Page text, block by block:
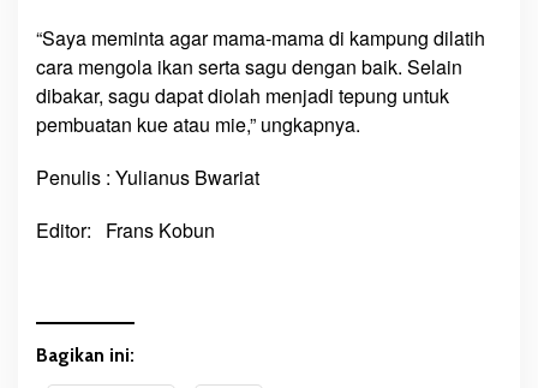
“Saya meminta agar mama-mama di kampung dilatih
cara mengola ikan serta sagu dengan baik. Selain
dibakar, sagu dapat diolah menjadi tepung untuk
pembuatan kue atau mie,” ungkapnya.
Penulis : Yulianus Bwariat
Editor: Frans Kobun
Bagikan ini: